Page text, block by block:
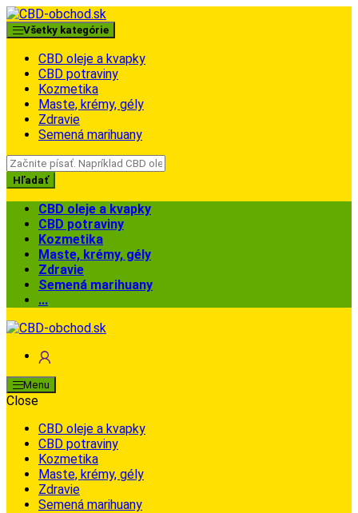
Skip
to
navigation
Skip
to
content
Všetky kategórie
CBD oleje a kvapky
CBD potraviny
Kozmetika
Maste, krémy, gély
Zdravie
Semená marihuany
Search
for:
Hľadať
CBD oleje a kvapky
CBD potraviny
Kozmetika
Maste, krémy, gély
Zdravie
Semená marihuany
...
Menu
Close
CBD oleje a kvapky
CBD potraviny
Kozmetika
Maste, krémy, gély
Zdravie
Semená marihuany